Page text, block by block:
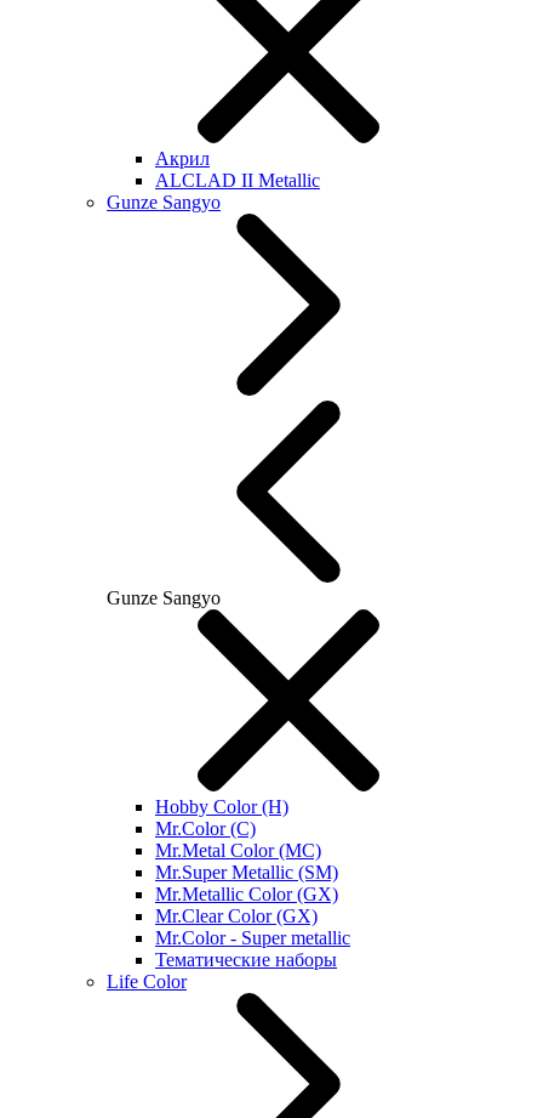
Акрил
ALCLAD II Metallic
Gunze Sangyo
Gunze Sangyo
Hobby Color (H)
Mr.Color (C)
Mr.Metal Color (MC)
Mr.Super Metallic (SM)
Mr.Metallic Color (GX)
Mr.Clear Color (GX)
Mr.Color - Super metallic
Тематические наборы
Life Color